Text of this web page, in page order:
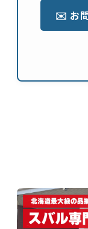
✉️ お